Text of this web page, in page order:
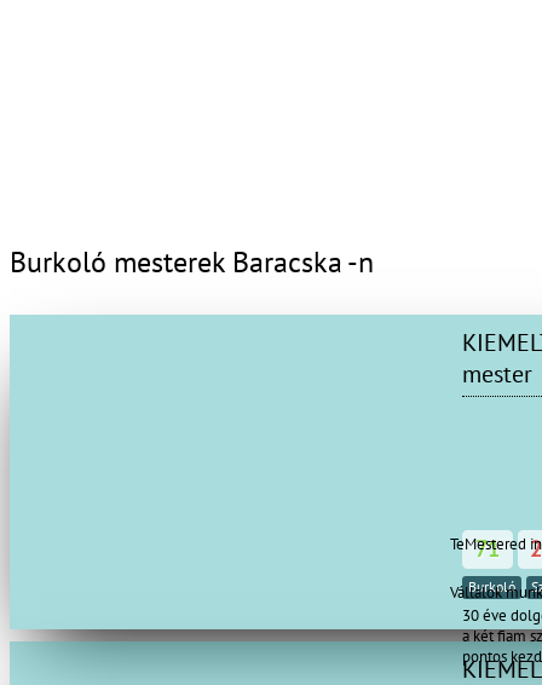
Burkoló mesterek Baracska -n
mester
71 2
Burkoló
30 éve
a két fiam
pontos
TeMestered
Vállalok